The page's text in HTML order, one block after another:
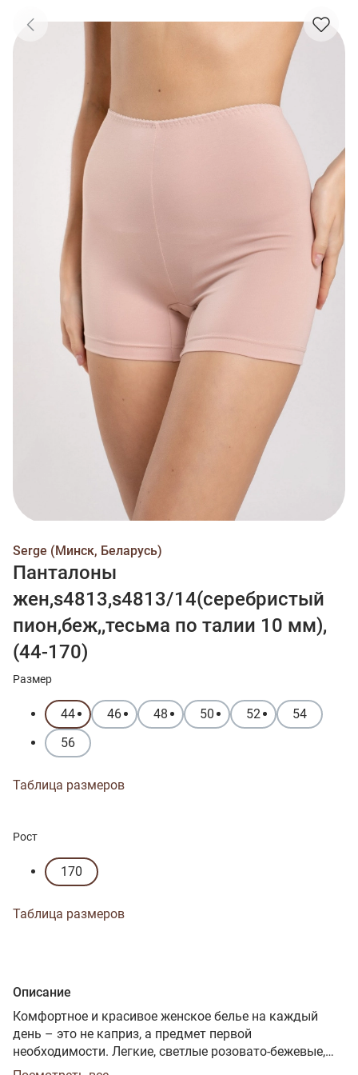
Serge (Минск, Беларусь)
Панталоны
жен,s4813,s4813/14(серебристый
пион,беж,,тесьма по талии 10 мм),
(44-170)
Размер
44 46 48 50 52
54
56
Таблица размеров
Рост
170
Таблица размеров
Описание
Комфортное и красивое женское белье на каждый
день – это не каприз, а предмет первой
необходимости. Легкие, светлые розовато-бежевые,
цвета «серебристый пион», панталоны из тонкого